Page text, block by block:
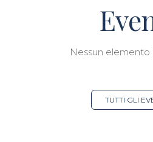
Nessun elemento
TUTTI GLI